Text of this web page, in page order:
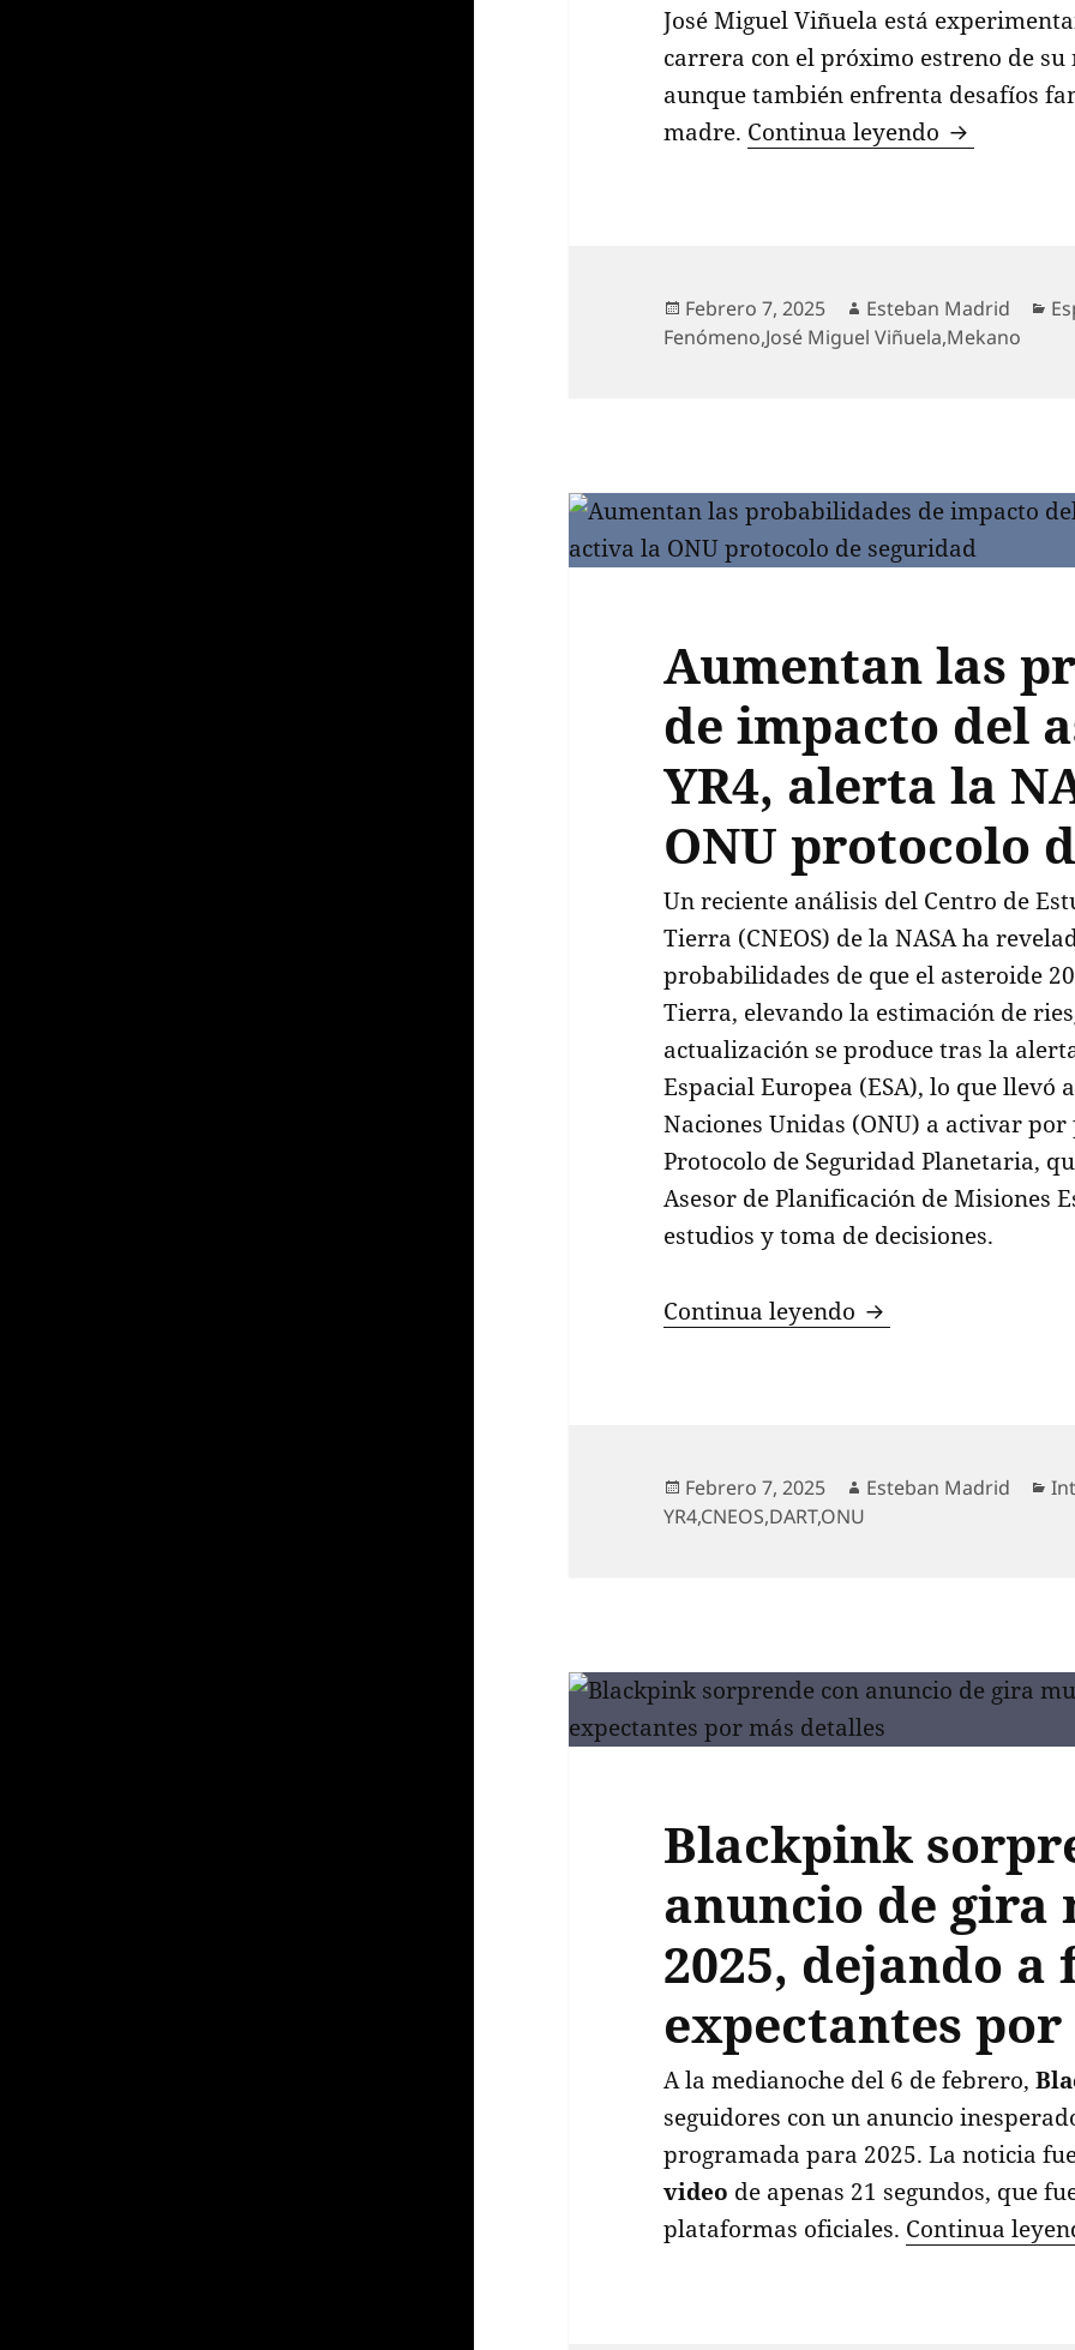
José Miguel Viñuela está
carrera con el próximo estreno de
aunque también enfrenta desafíos
madre. Continua leyendo José
Publicado
el
Febrero 7, 2025 Autor
Esteban Madrid
Fenómeno,José Miguel Viñuela,Mekano
Aumentan las
de impacto del
YR4, alerta la
ONU protocolo
Un reciente análisis del Centro de
Tierra (CNEOS) de la NASA ha
probabilidades de que el asteroide
Tierra, elevando la estimación de
actualización se produce tras la
Espacial Europea (ESA), lo que llevó
Naciones Unidas (ONU) a activar
Protocolo de Seguridad Planetaria,
Asesor de Planificación de Misiones
estudios y toma de decisiones.
Continua leyendo Aumentan las
Publicado
el
Febrero 7, 2025 Autor
Esteban Madrid
YR4,CNEOS,DART,ONU
Blackpink
anuncio de gira
2025, dejando a
expectantes
A la medianoche del 6 de febrero,
seguidores con un anuncio
programada para 2025. La noticia
video de apenas 21 segundos, que
plataformas oficiales. Continua